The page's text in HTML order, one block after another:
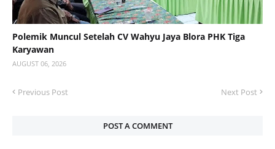
Polemik Muncul Setelah CV Wahyu Jaya Blora PHK Tiga
Karyawan
AUGUST 06, 2026
Previous Post Next Post
POST A COMMENT